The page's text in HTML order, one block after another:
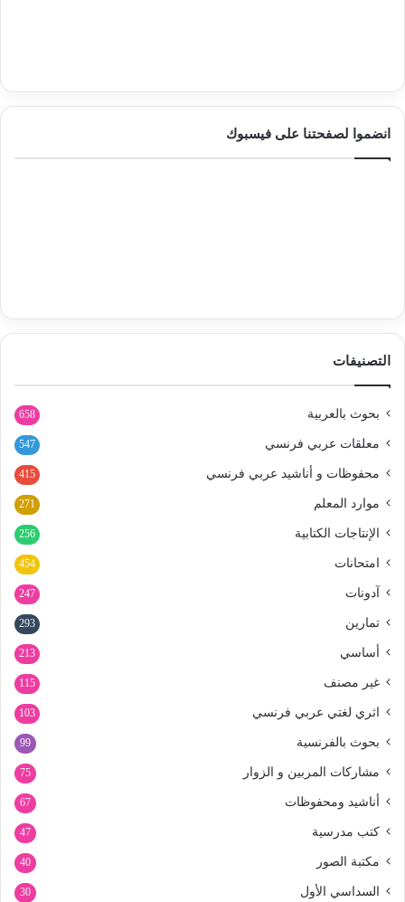
انضموا لصفحتنا على فيسبوك
التصنيفات
بحوث بالعربية 658
معلقات عربي فرنسي 547
محفوظات و أناشيد عربي فرنسي 415
موارد المعلم 271
الإنتاجات الكتابية 256
امتحانات 454
آدونات 247
تمارين 293
أساسي 213
غير مصنف 115
اثري لغتي عربي فرنسي 103
بحوث بالفرنسية 99
مشاركات المربين و الزوار 75
أناشيد ومحفوظات 67
كتب مدرسية 47
مكتبة الصور 40
السداسي الأول 30